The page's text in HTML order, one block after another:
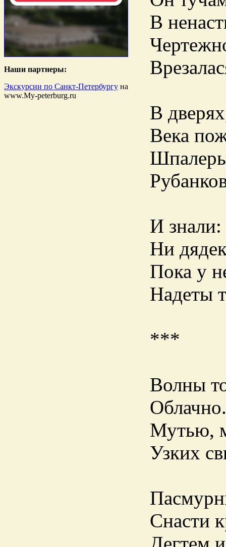
Наши партнеры:
Экскурсии по Санкт-Петербургу на
www.My-peterburg.ru
В
В
Века
И
Ни
Пока у
Надеты
***
Волны
Мутью,
Узких
Снасти